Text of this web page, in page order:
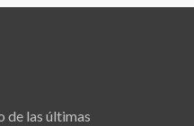
de las últimas